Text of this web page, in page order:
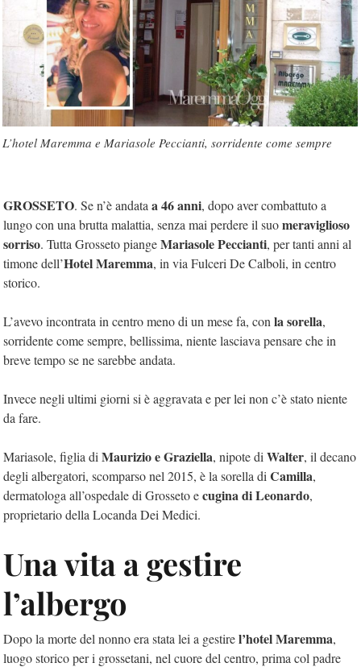
L’hotel Maremma e Mariasole Peccianti, sorridente come sempre
GROSSETO. Se n’è andata a 46 anni, dopo aver combattuto a
lungo con una brutta malattia, senza mai perdere il suomeraviglioso
sorriso. Tutta Grosseto piangeMariasole Peccianti, per tanti anni al
timone dell’Hotel Maremma, in via Fulceri De Calboli, in centro
storico.
L’avevo incontrata in centro meno di un mese fa, con la sorella,
sorridente come sempre, bellissima, niente lasciava pensare che in
breve tempo se ne sarebbe andata.
Invece negli ultimi giorni si è aggravata e per lei non c’è stato niente
da fare.
Mariasole, figlia di Maurizio e Graziella, nipote di Walter, il decano
degli albergatori, scomparso nel 2015, è la sorella di Camilla,
dermatologa all’ospedale di Grosseto ecugina di Leonardo,
proprietario della Locanda Dei Medici.
Una vita a gestire
l’albergo
Dopo la morte del nonno era stata lei a gestirel’hotel Maremma,
luogo storico per i grossetani, nel cuore del centro, prima col padre